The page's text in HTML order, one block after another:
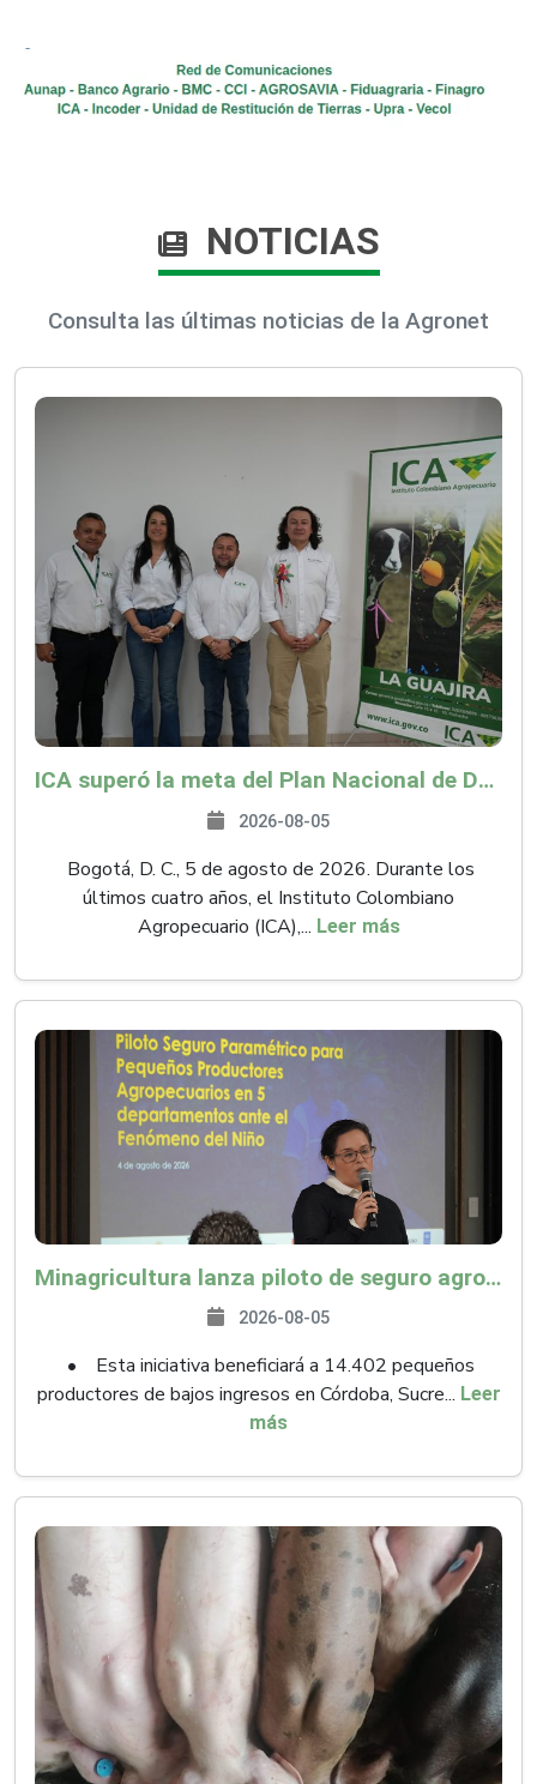
NOTICIAS
Consulta las últimas noticias de la Agronet
ICA superó la meta del Plan Nacional de Desarrollo y abrió 61 mercados internacionales
2026-08-05
Bogotá, D. C., 5 de agosto de 2026. Durante los
últimos cuatro años, el Instituto Colombiano
Agropecuario (ICA),... Leer más
Minagricultura lanza piloto de seguro agropecuario por $9.625 millones para proteger a más de 14.000 pequeños productores contra riesgos del Fenómeno de El Niño
2026-08-05
• Esta iniciativa beneficiará a 14.402 pequeños
productores de bajos ingresos en Córdoba, Sucre... Leer
más